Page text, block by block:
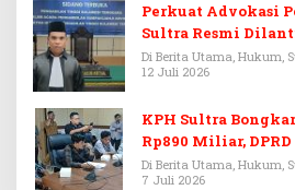
Perkuat Advokasi
Sultra Resmi
PERADI
Di Berita Utama, Hukum,
12 Juli 2026
KPH Sultra
Rp890 Miliar,
Di Berita Utama, Hukum,
7 Juli 2026